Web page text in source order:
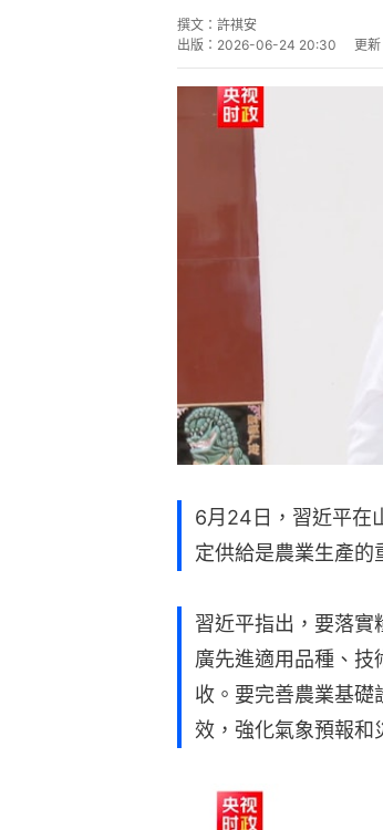
撰文： 許祺安
出版： 2026-06-24 20:30 更新
6月24日，習近平在
定供給是農業生產的
習近平指出，要落實
廣先進適用品種、技
收。要完善農業基礎
效，強化氣象預報和